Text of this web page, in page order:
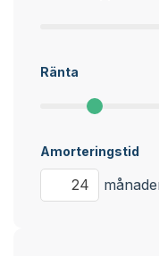
Ränta
Amorteringstid